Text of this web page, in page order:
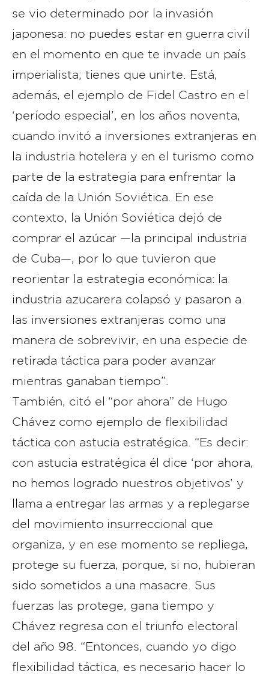
se vio determinado por la invasión
japonesa: no puedes estar en guerra civil
en el momento en que te invade un país
imperialista; tienes que unirte. Está,
además, el ejemplo de Fidel Castro en el
‘período especial’, en los años noventa,
cuando invitó a inversiones extranjeras en
la industria hotelera y en el turismo como
parte de la estrategia para enfrentar la
caída de la Unión Soviética. En ese
contexto, la Unión Soviética dejó de
comprar el azúcar —la principal industria
de Cuba—, por lo que tuvieron que
reorientar la estrategia económica: la
industria azucarera colapsó y pasaron a
las inversiones extranjeras como una
manera de sobrevivir, en una especie de
retirada táctica para poder avanzar
mientras ganaban tiempo”.
También, citó el “por ahora” de Hugo
Chávez como ejemplo de flexibilidad
táctica con astucia estratégica. “Es decir:
con astucia estratégica él dice ‘por ahora,
no hemos logrado nuestros objetivos’ y
llama a entregar las armas y a replegarse
del movimiento insurreccional que
organiza, y en ese momento se repliega,
protege su fuerza, porque, si no, hubieran
sido sometidos a una masacre. Sus
fuerzas las protege, gana tiempo y
Chávez regresa con el triunfo electoral
del año 98. “Entonces, cuando yo digo
flexibilidad táctica, es necesario hacer lo